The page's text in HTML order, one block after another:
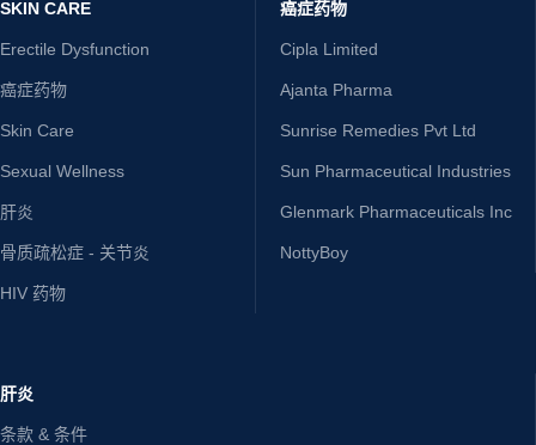
SKIN CARE
Erectile Dysfunction
癌症药物
Skin Care
Sexual Wellness
肝炎
骨质疏松症 - 关节炎
HIV 药物
癌症药物
Cipla Limited
Ajanta Pharma
Sunrise Remedies Pvt Ltd
Sun Pharmaceutical Industries
Glenmark Pharmaceuticals Inc
NottyBoy
肝炎
条款 & 条件